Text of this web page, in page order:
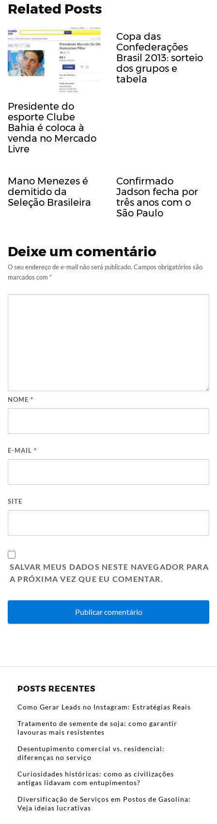
Related Posts
Presidente do
esporte Clube
Bahia é coloca à
venda no Mercado
Livre
Copa das
Confederações
Brasil 2013: sorteio
dos grupos e
tabela
Mano Menezes é
demitido da
Seleção Brasileira
Confirmado
Jadson fecha por
três anos com o
São Paulo
Deixe um comentário
O seu endereço de e-mail não será publicado. Campos obrigatórios são
marcados com *
NOME *
E-MAIL *
SITE
SALVAR MEUS DADOS NESTE NAVEGADOR PARA
A PRÓXIMA VEZ QUE EU COMENTAR.
POSTS RECENTES
Como Gerar Leads no Instagram: Estratégias Reais
Tratamento de semente de soja: como garantir
lavouras mais resistentes
Desentupimento comercial vs. residencial:
diferenças no serviço
Curiosidades históricas: como as civilizações
antigas lidavam com entupimentos?
Diversificação de Serviços em Postos de Gasolina:
Veja ideias lucrativas